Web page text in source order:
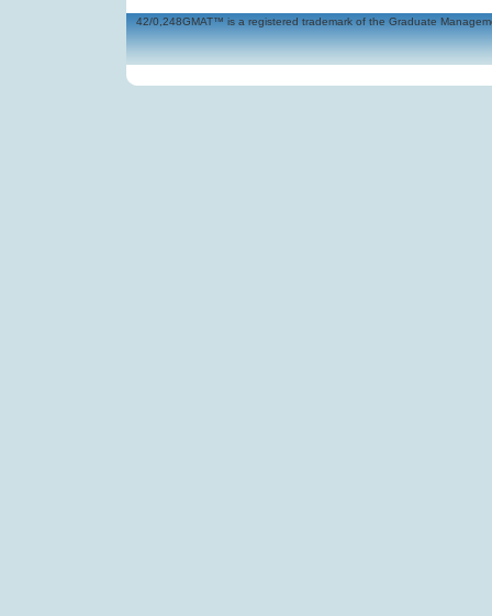
42/0,248GMAT™ is a registered trademark of the Graduate